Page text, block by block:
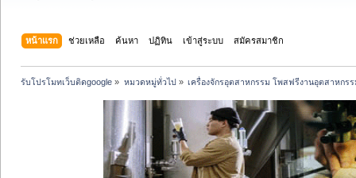
หน้าแรก ช่วยเหลือ ค้นหา ปฏิทิน เข้าสู่ระบบ สมัครสมาชิก
รับโปรโมทเว็บติดgoogle » หมวดหมู่ทั่วไป» เครื่องจักรอุตสาหกรรม โพสฟรีงานอุตสาหกร